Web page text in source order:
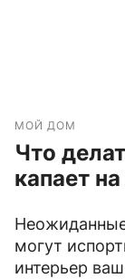
МОЙ ДОМ
Что
капает
могут
интерьер